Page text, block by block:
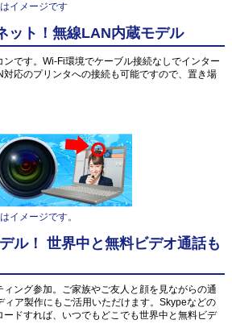
イメージです
ット！無線LAN内蔵モデル
です。Wi-Fi環境でケーブル接続なしでインター
応のプリンタへの接続も可能ですので、置き場
イメージです。
ル！ 世界中と無料ビデオ通話も
ング参加。ご家族やご友人と顔を見ながらの通
ィア製作にもご活用いただけます。Skypeなどの
ドすれば、いつでもどこでも世界中と無料ビデ